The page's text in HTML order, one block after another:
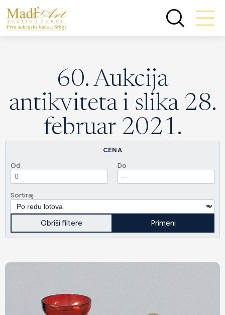
60. Aukcija
antikviteta i slika 28.
februar 2021.
CENA
Od
Do
Sortiraj
Obriši filtere Primeni